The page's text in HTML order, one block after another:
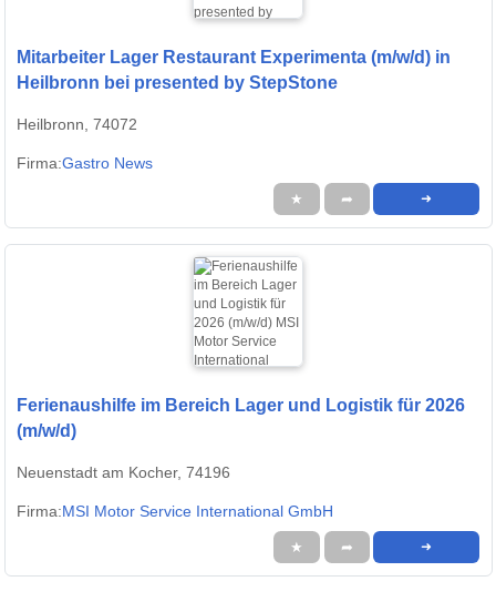
Mitarbeiter Lager Restaurant Experimenta (m/w/d) in
Heilbronn bei presented by StepStone
Heilbronn, 74072
Firma:Gastro News
★ ➦ ➜
Ferienaushilfe im Bereich Lager und Logistik für 2026
(m/w/d)
Neuenstadt am Kocher, 74196
Firma:MSI Motor Service International GmbH
★ ➦ ➜